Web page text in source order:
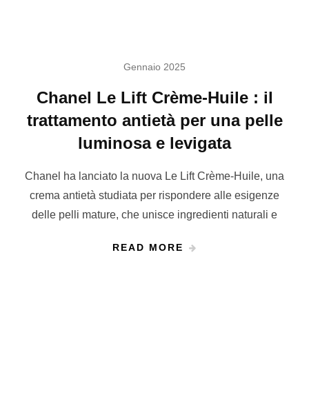
Gennaio 2025
Chanel Le Lift Crème-Huile : il
trattamento antietà per una pelle
luminosa e levigata
Chanel ha lanciato la nuova Le Lift Crème-Huile, una
crema antietà studiata per rispondere alle esigenze
delle pelli mature, che unisce ingredienti naturali e
READ MORE